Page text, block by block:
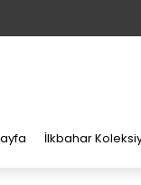
İlkbahar